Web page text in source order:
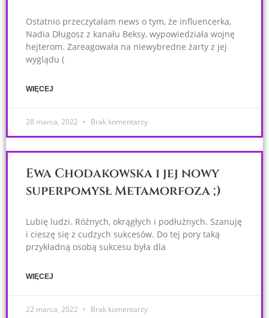
Ostatnio przeczytałam news o tym, że influencerka,
Nadia Długosz z kanału Beksy, wypowiedziała wojnę
hejterom. Zareagowała na niewybredne żarty z jej
wyglądu (
WIĘCEJ
28 marca, 2022 Brak komentarzy
Ewa Chodakowska i jej nowy
superpomysł Metamorfoza ;)
Lubię ludzi. Różnych, okrągłych i podłużnych. Szanuję
i cieszę się z cudzych sukcesów. Do tej pory taką
przykładną osobą sukcesu była dla
WIĘCEJ
22 marca, 2022 Brak komentarzy